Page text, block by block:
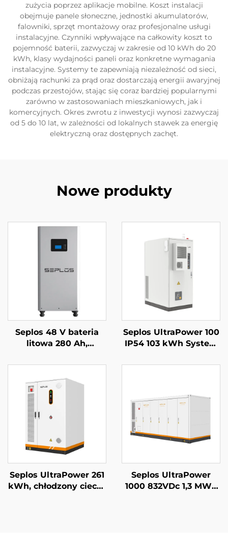
zużycia poprzez aplikacje mobilne. Koszt instalacji
obejmuje panele słoneczne, jednostki akumulatorów,
falowniki, sprzęt montażowy oraz profesjonalne usługi
instalacyjne. Czynniki wpływające na całkowity koszt to
pojemność baterii, zazwyczaj w zakresie od 10 kWh do 20
kWh, klasy wydajności paneli oraz konkretne wymagania
instalacyjne. Systemy te zapewniają niezależność od sieci,
obniżają rachunki za prąd oraz dostarczają energii awaryjnej
podczas przestojów, stając się coraz bardziej popularnymi
zarówno w zastosowaniach mieszkaniowych, jak i
komercyjnych. Okres zwrotu z inwestycji wynosi zazwyczaj
od 5 do 10 lat, w zależności od lokalnych stawek za energię
elektryczną oraz dostępnych zachęt.
Nowe produkty
Seplos 48 V bateria
litowa 280 Ah,
magazynowania
energii dla domu, 51,2
V 14 kWh, bateria
litowo-żelazowo-
fosforanowa (LiFePO4)
Seplos UltraPower 100
IP54 103 kWh System
energii komercyjnej z
Off-Grid BESS
Seplos UltraPower 261
kWh, chłodzony cieczą
Seplos UltraPower
1000 832VDc 1,3 MWh